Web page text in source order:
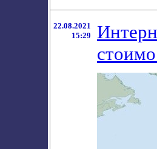
22.08.2021
15:29